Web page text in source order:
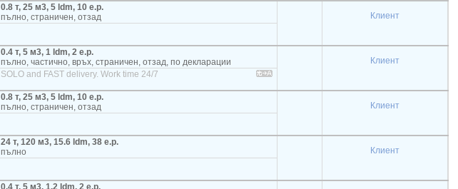
0.8 т, 25 м3, 5 ldm, 10 e.p.
пълно, страничен, отзад
Клиент
0.4 т, 5 м3, 1 ldm, 2 e.p.
пълно, частично, връх, страничен, отзад, по декларации
Клиент
SOLO and FAST delivery. Work time 24/7
0.8 т, 25 м3, 5 ldm, 10 e.p.
пълно, страничен, отзад
Клиент
24 т, 120 м3, 15.6 ldm, 38 e.p.
пълно
Клиент
0.4 т, 5 м3, 1.2 ldm, 2 e.p.